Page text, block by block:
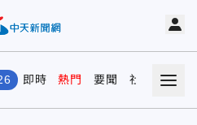
即時 熱門 要聞 社會 娛樂